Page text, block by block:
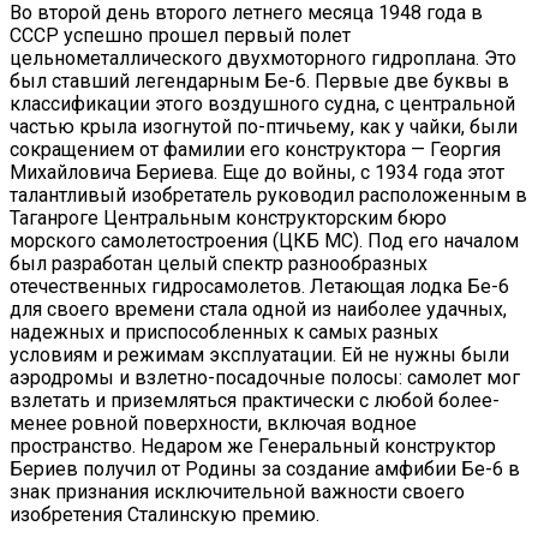
Во второй день второго летнего месяца 1948 года в
СССР успешно прошел первый полет
цельнометаллического двухмоторного гидроплана. Это
был ставший легендарным Бе-6. Первые две буквы в
классификации этого воздушного судна, с центральной
частью крыла изогнутой по-птичьему, как у чайки, были
сокращением от фамилии его конструктора — Георгия
Михайловича Бериева. Еще до войны, с 1934 года этот
талантливый изобретатель руководил расположенным в
Таганроге Центральным конструкторским бюро
морского самолетостроения (ЦКБ МС). Под его началом
был разработан целый спектр разнообразных
отечественных гидросамолетов. Летающая лодка Бе-6
для своего времени стала одной из наиболее удачных,
надежных и приспособленных к самых разных
условиям и режимам эксплуатации. Ей не нужны были
аэродромы и взлетно-посадочные полосы: самолет мог
взлетать и приземляться практически с любой более-
менее ровной поверхности, включая водное
пространство. Недаром же Генеральный конструктор
Бериев получил от Родины за создание амфибии Бе-6 в
знак признания исключительной важности своего
изобретения Сталинскую премию.